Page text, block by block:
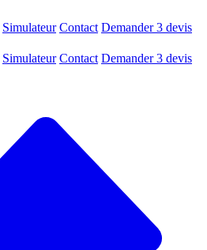
Simulateur Contact Demander 3 devis
Simulateur Contact Demander 3 devis